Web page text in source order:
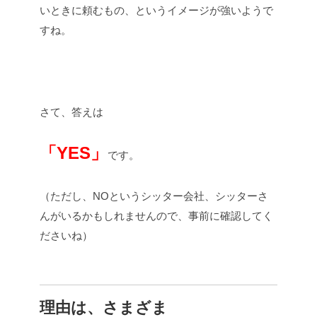
いときに頼むもの、というイメージが強いようで
すね。
さて、答えは
「YES」 です。
（ただし、NOというシッター会社、シッターさ
んがいるかもしれませんので、事前に確認してく
ださいね）
理由は、さまざま